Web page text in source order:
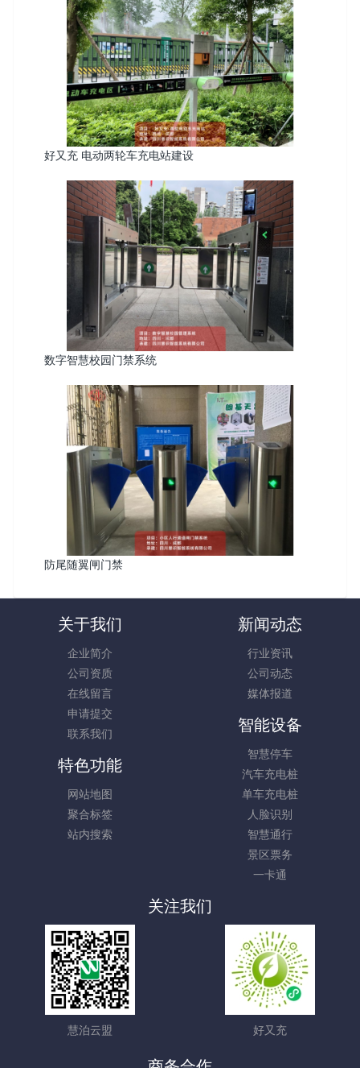
好又充 电动两轮车充电站建设
数字智慧校园门禁系统
防尾随翼闸门禁
关于我们
企业简介
公司资质
在线留言
申请提交
联系我们
新闻动态
行业资讯
公司动态
媒体报道
智能设备
智慧停车
汽车充电桩
单车充电桩
人脸识别
智慧通行
景区票务
一卡通
特色功能
网站地图
聚合标签
站内搜索
关注我们
慧泊云盟 好又充